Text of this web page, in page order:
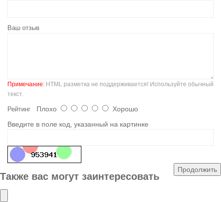
Ваш отзыв
Примечание: HTML разметка не поддерживается! Используйте обычный
текст.
Рейтинг Плохо
Хорошо
Введите в поле код, указанный на картинке
Продолжить
Также вас могут заинтересовать